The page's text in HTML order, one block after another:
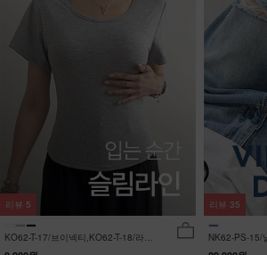
KO62-T-17/브이넥티,KO62-T-18/라운
드티_YN
리뷰 5
NK62-PS-15/
_HR
리뷰 35